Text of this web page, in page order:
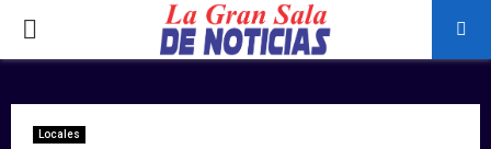
PRIMARY
Locales